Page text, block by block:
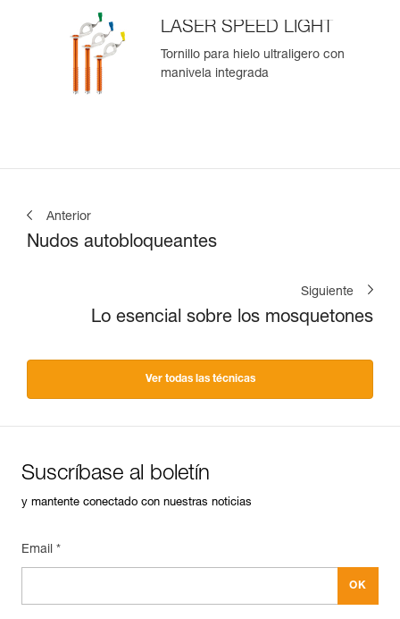
LASER SPEED LIGHT
Tornillo para hielo ultraligero con
manivela integrada
Anterior
Nudos autobloqueantes
Siguiente
Lo esencial sobre los mosquetones
Ver todas las técnicas
Suscríbase al boletín
y mantente conectado con nuestras noticias
Email *